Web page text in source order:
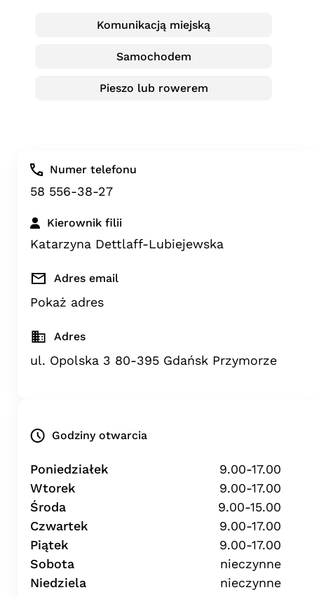
Komunikacją miejską
Samochodem
Pieszo lub rowerem
Numer telefonu
58 556-38-27
Kierownik filii
Katarzyna Dettlaff-Lubiejewska
Adres email
Pokaż adres
Adres
ul. Opolska 3 80-395 Gdańsk Przymorze
Godziny otwarcia
Poniedziałek
9.00-17.00
Wtorek
9.00-17.00
Środa
9.00-15.00
Czwartek
9.00-17.00
Piątek
9.00-17.00
Sobota
nieczynne
Niedziela
nieczynne